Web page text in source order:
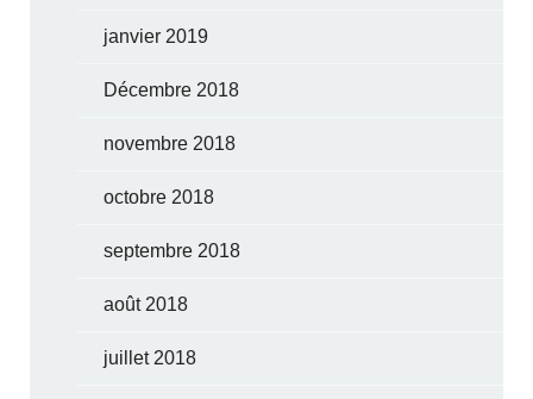
janvier 2019
Décembre 2018
novembre 2018
octobre 2018
septembre 2018
août 2018
juillet 2018